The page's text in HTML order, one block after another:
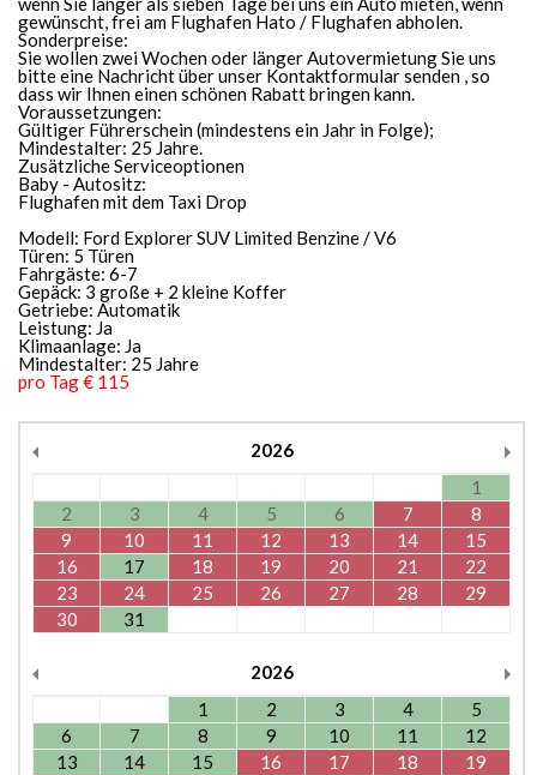
gewünscht, frei am Flughafen Hato / Flughafen abholen.
Sonderpreise:
Sie wollen zwei Wochen oder länger Autovermietung Sie uns
bitte eine Nachricht über unser Kontaktformular senden , so
dass wir Ihnen einen schönen Rabatt bringen kann.
Voraussetzungen:
Gültiger Führerschein (mindestens ein Jahr in Folge);
Mindestalter: 25 Jahre.
Zusätzliche Serviceoptionen
Baby - Autositz:
Flughafen mit dem Taxi Drop
Modell: Ford Explorer SUV Limited Benzine / V6
Türen: 5 Türen
Fahrgäste: 6-7
Gepäck: 3 große + 2 kleine Koffer
Getriebe: Automatik
Leistung: Ja
Klimaanlage: Ja
Mindestalter: 25 Jahre
pro Tag € 115
2026
1
2
3 4 5 6 7
8
9
10 11 12 13 14
15
16
17 18 19 20 21
22
23
24 25 26 27 28
29
30
31
2026
1
2 3 4
5
6
7 8 9 10 11
12
13
14 15 16 17 18
19